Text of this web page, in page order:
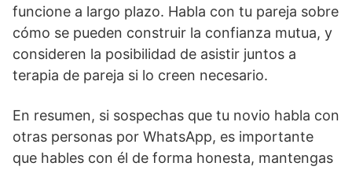
funcione a largo plazo. Habla con tu pareja sobre
cómo se pueden construir la confianza mutua, y
consideren la posibilidad de asistir juntos a
terapia de pareja si lo creen necesario.
En resumen, si sospechas que tu novio habla con
otras personas por WhatsApp, es importante
que hables con él de forma honesta, mantengas